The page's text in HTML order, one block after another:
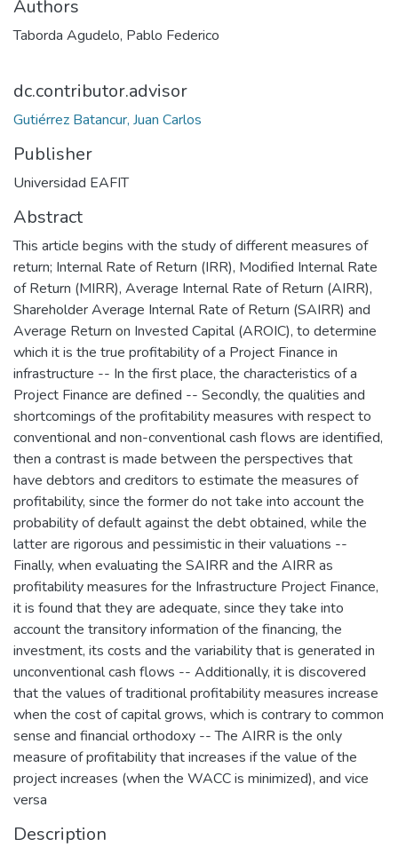
Authors
Taborda Agudelo, Pablo Federico
dc.contributor.advisor
Gutiérrez Batancur, Juan Carlos
Publisher
Universidad EAFIT
Abstract
This article begins with the study of different measures of
return; Internal Rate of Return (IRR), Modified Internal Rate
of Return (MIRR), Average Internal Rate of Return (AIRR),
Shareholder Average Internal Rate of Return (SAIRR) and
Average Return on Invested Capital (AROIC), to determine
which it is the true profitability of a Project Finance in
infrastructure -- In the first place, the characteristics of a
Project Finance are defined -- Secondly, the qualities and
shortcomings of the profitability measures with respect to
conventional and non-conventional cash flows are identified,
then a contrast is made between the perspectives that
have debtors and creditors to estimate the measures of
profitability, since the former do not take into account the
probability of default against the debt obtained, while the
latter are rigorous and pessimistic in their valuations --
Finally, when evaluating the SAIRR and the AIRR as
profitability measures for the Infrastructure Project Finance,
it is found that they are adequate, since they take into
account the transitory information of the financing, the
investment, its costs and the variability that is generated in
unconventional cash flows -- Additionally, it is discovered
that the values of traditional profitability measures increase
when the cost of capital grows, which is contrary to common
sense and financial orthodoxy -- The AIRR is the only
measure of profitability that increases if the value of the
project increases (when the WACC is minimized), and vice
versa
Description